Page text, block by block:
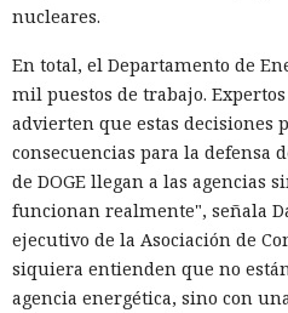
nucleares.
En total, el Departamento de
mil puestos de trabajo.
advierten que estas decisiones
consecuencias para la defensa
de DOGE llegan a las agencias
funcionan realmente", señala
ejecutivo de la Asociación de
siquiera entienden que no
agencia energética, sino con